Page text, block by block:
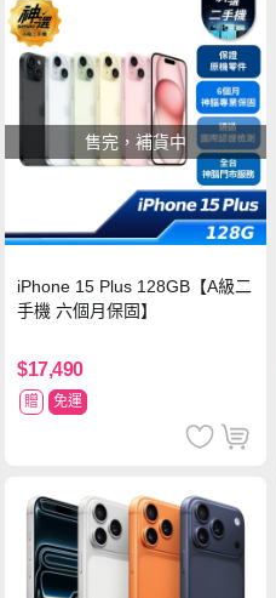
售完，補貨中
iPhone 15 Plus 128GB【A級二
手機 六個月保固】
$17,490
贈 免運